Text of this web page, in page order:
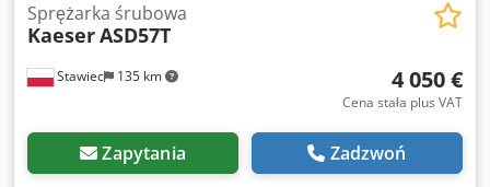
Stawiec 135 km
Sprężarka śrubowa
KaeserASD57T
4 050 €
Cena stała plus VAT
Zapytania Zadzwoń